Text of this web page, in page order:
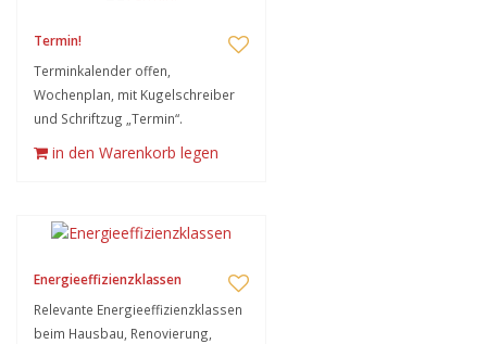
Termin!
Terminkalender offen,
Wochenplan, mit Kugelschreiber
und Schriftzug „Termin“.
in den Warenkorb legen
Energieeffizienzklassen
Relevante Energieeffizienzklassen
beim Hausbau, Renovierung,